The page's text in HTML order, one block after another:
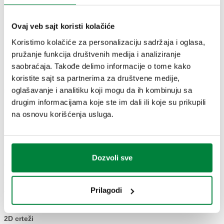
Ovaj veb sajt koristi kolačiće
Koristimo kolačiće za personalizaciju sadržaja i oglasa,
pružanje funkcija društvenih medija i analiziranje
saobraćaja. Takođe delimo informacije o tome kako
koristite sajt sa partnerima za društvene medije,
oglašavanje i analitiku koji mogu da ih kombinuju sa
drugim informacijama koje ste im dali ili koje su prikupili
na osnovu korišćenja usluga.
Dozvoli sve
Prilagodi
CRTEŽI I SPECIFIKACIJE
Broj dela Priključak Napajanje Kv
10226-1) M
AC
m³/h
2D crteži